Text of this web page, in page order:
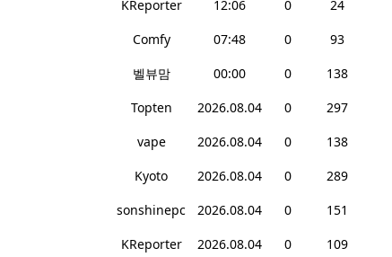
KReporter 12:06 0
24
Comfy 07:48 0
93
벨뷰맘 00:00 0
138
Topten 2026.08.04 0
297
vape 2026.08.04 0
138
Kyoto 2026.08.04 0
289
sonshinepc 2026.08.04 0
151
KReporter 2026.08.04 0
109